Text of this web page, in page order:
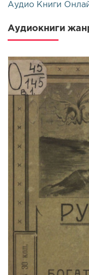
Аудио Книги
Аудиокниги